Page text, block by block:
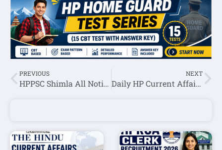
PREVIOUS
HPPSC Shimla All Notifications 19 September 2024
NEXT
Daily HP Current Affairs 20 September 2024